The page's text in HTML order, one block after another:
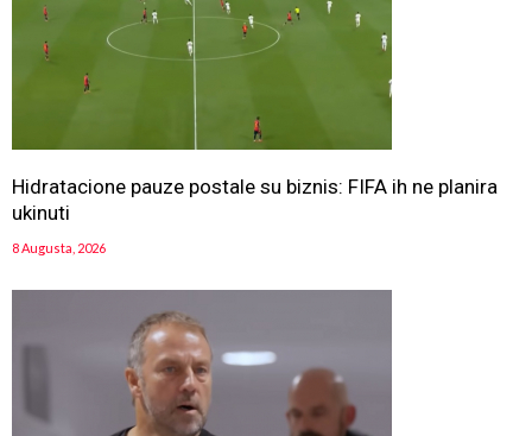
Hidratacione pauze postale su biznis: FIFA ih ne planira
ukinuti
8 Augusta, 2026